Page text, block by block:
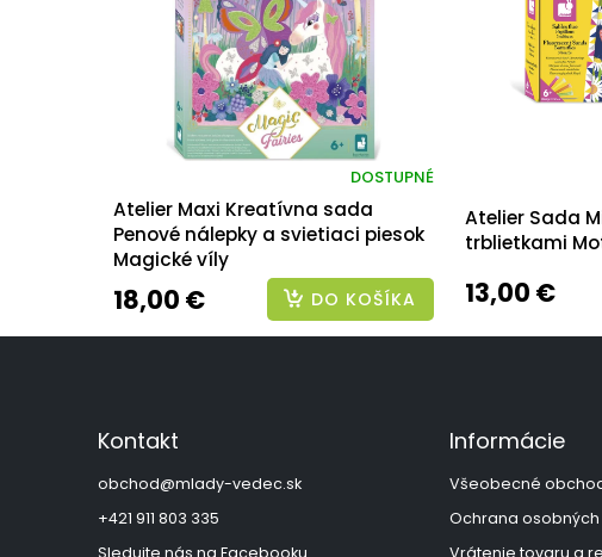
Atelier Maxi Kreatívna sada
Penové nálepky a svietiaci piesok
Magické víly
DOSTUPNÉ
18,00 € DO KOŠÍKA
Atelier Sada
trblietkami
13,00 €
Kontakt
obchod@mlady-vedec.sk
+421 911 803 335
Sledujte nás na Facebooku
Informácie
Všeobecné
Ochrana
Vrátenie tovaru a